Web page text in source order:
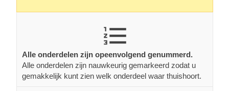
Alle onderdelen zijn opeenvolgend genummerd.
Alle onderdelen zijn nauwkeurig gemarkeerd zodat u
gemakkelijk kunt zien welk onderdeel waar thuishoort.